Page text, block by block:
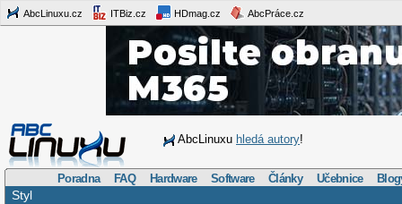
AbcLinuxu.cz ITBiz.cz HDmag.cz AbcPráce.cz
AbcLinuxu hledá autory!
Poradna FAQ Hardware Software Články Učebnice
Styl